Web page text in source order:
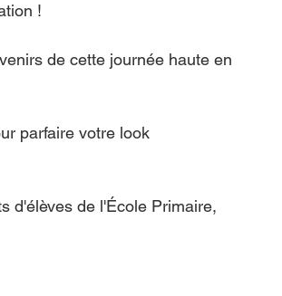
!
de cette journée haute en
parfaire votre look
d'élèves de l'École Primaire,